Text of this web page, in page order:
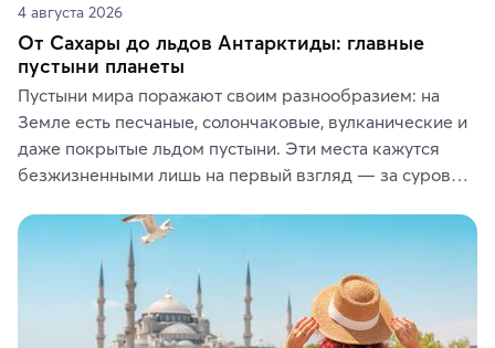
4 августа 2026
От Сахары до льдов Антарктиды: главные
пустыни планеты
Пустыни мира поражают своим разнообразием: на
Земле есть песчаные, солончаковые, вулканические и
даже покрытые льдом пустыни. Эти места кажутся
безжизненными лишь на первый взгляд — за суровой
животные и маршруты, которые дарят одни из самых
ярких впечатлений от путешествий.